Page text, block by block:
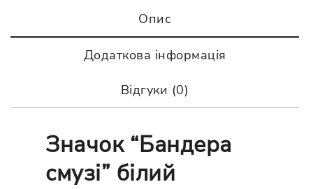
Опис
Додаткова інформація
Відгуки (0)
Значок “Бандера
смузі” білий